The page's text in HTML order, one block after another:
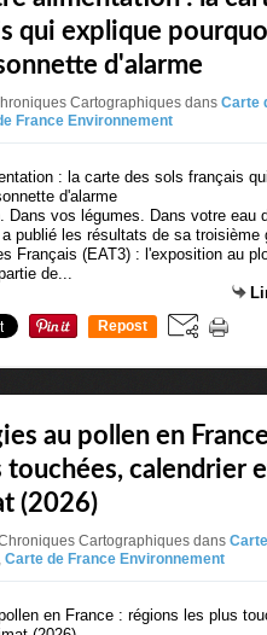
qui explique
d'alarme
Cartographiques dans Carte
France Environnement
Dans vos légumes. Dans votre eau
publié les résultats de sa troisième
Français (EAT3) : l'exposition au
de...
Repost
au pollen en
touchées, calendrier
(2026)
Cartographiques dans
, Carte de France Environnement